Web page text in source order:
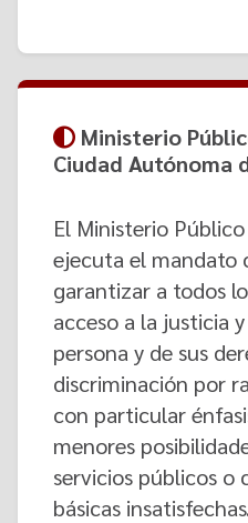
Ministerio
Ciudad Autónoma
El Ministerio
ejecuta el mandato
garantizar a todos
acceso a la justicia
persona y de sus
discriminación por
con particular
menores
servicios públicos o
básicas insatisfechas.